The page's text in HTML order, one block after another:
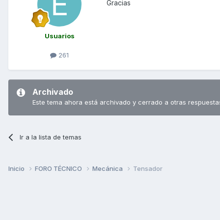
Usuarios
261
Gracias
Archivado
Este tema ahora está archivado y cerrado a otras
Ir a la lista de temas
Inicio FORO TÉCNICO Mecánica Tensador